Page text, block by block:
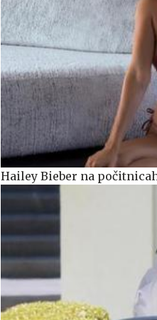
Hailey Bieber na